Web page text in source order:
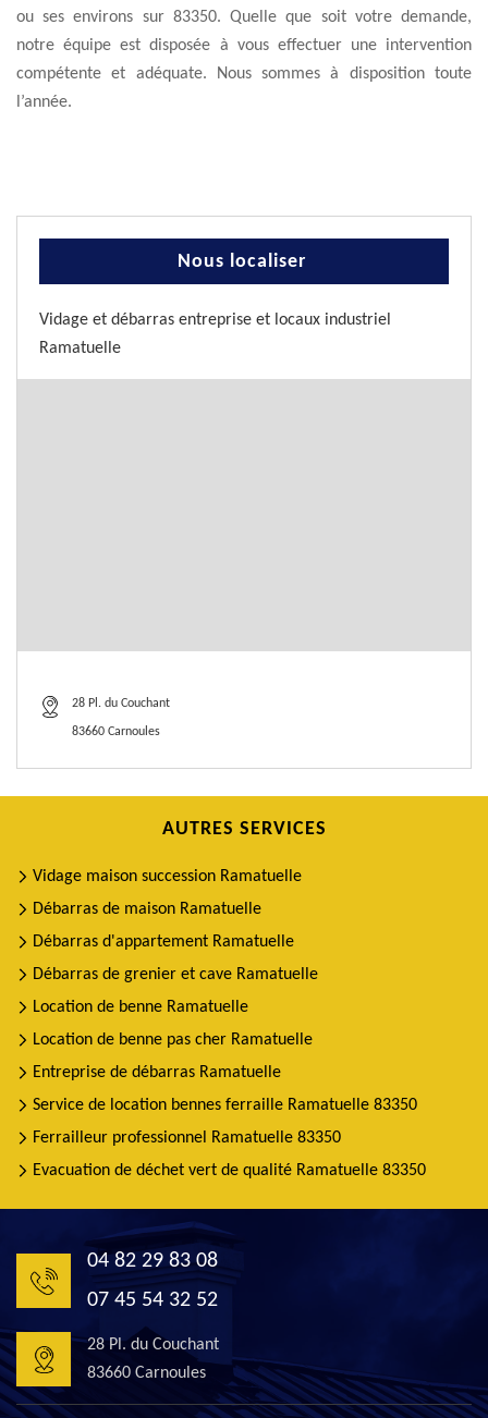
ou ses environs sur 83350. Quelle que soit votre demande,
notre équipe est disposée à vous effectuer une intervention
compétente et adéquate. Nous sommes à disposition toute
l’année.
Nous localiser
Vidage et débarras entreprise et locaux industriel
Ramatuelle
28 Pl. du Couchant
83660 Carnoules
AUTRES SERVICES
Vidage maison succession Ramatuelle
Débarras de maison Ramatuelle
Débarras d'appartement Ramatuelle
Débarras de grenier et cave Ramatuelle
Location de benne Ramatuelle
Location de benne pas cher Ramatuelle
Entreprise de débarras Ramatuelle
Service de location bennes ferraille Ramatuelle 83350
Ferrailleur professionnel Ramatuelle 83350
Evacuation de déchet vert de qualité Ramatuelle 83350
04 82 29 83 08
07 45 54 32 52
28 Pl. du Couchant
83660 Carnoules